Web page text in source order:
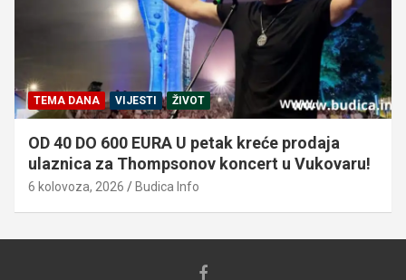
TEMA DANA VIJESTI ŽIVOT
OD 40 DO 600 EURA U petak kreće prodaja
ulaznica za Thompsonov koncert u Vukovaru!
6 kolovoza, 2026 Budica Info